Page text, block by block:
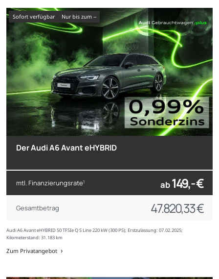
sofort verfügbar nur bis zum --
Der Audi A6 Avant eHYBRID
mtl. Finanzierungsrate1 ab149,- €
Gesamtbetrag 47.820,33 €
Audi A6 Avant eHYBRID 50 TFSIe Q S Line 220 kW (300 PS); Erstzulassung: 07.02.2025;
Kilometerstand: 31.183 km
Zum Privatangebot